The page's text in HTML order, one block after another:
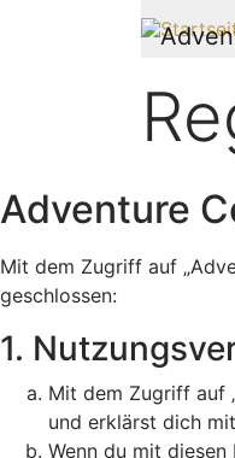
Adventure
Mit dem Zugriff auf
geschlossen:
1.
Mit dem Zugriff auf
und erklärst dich
Wenn du mit